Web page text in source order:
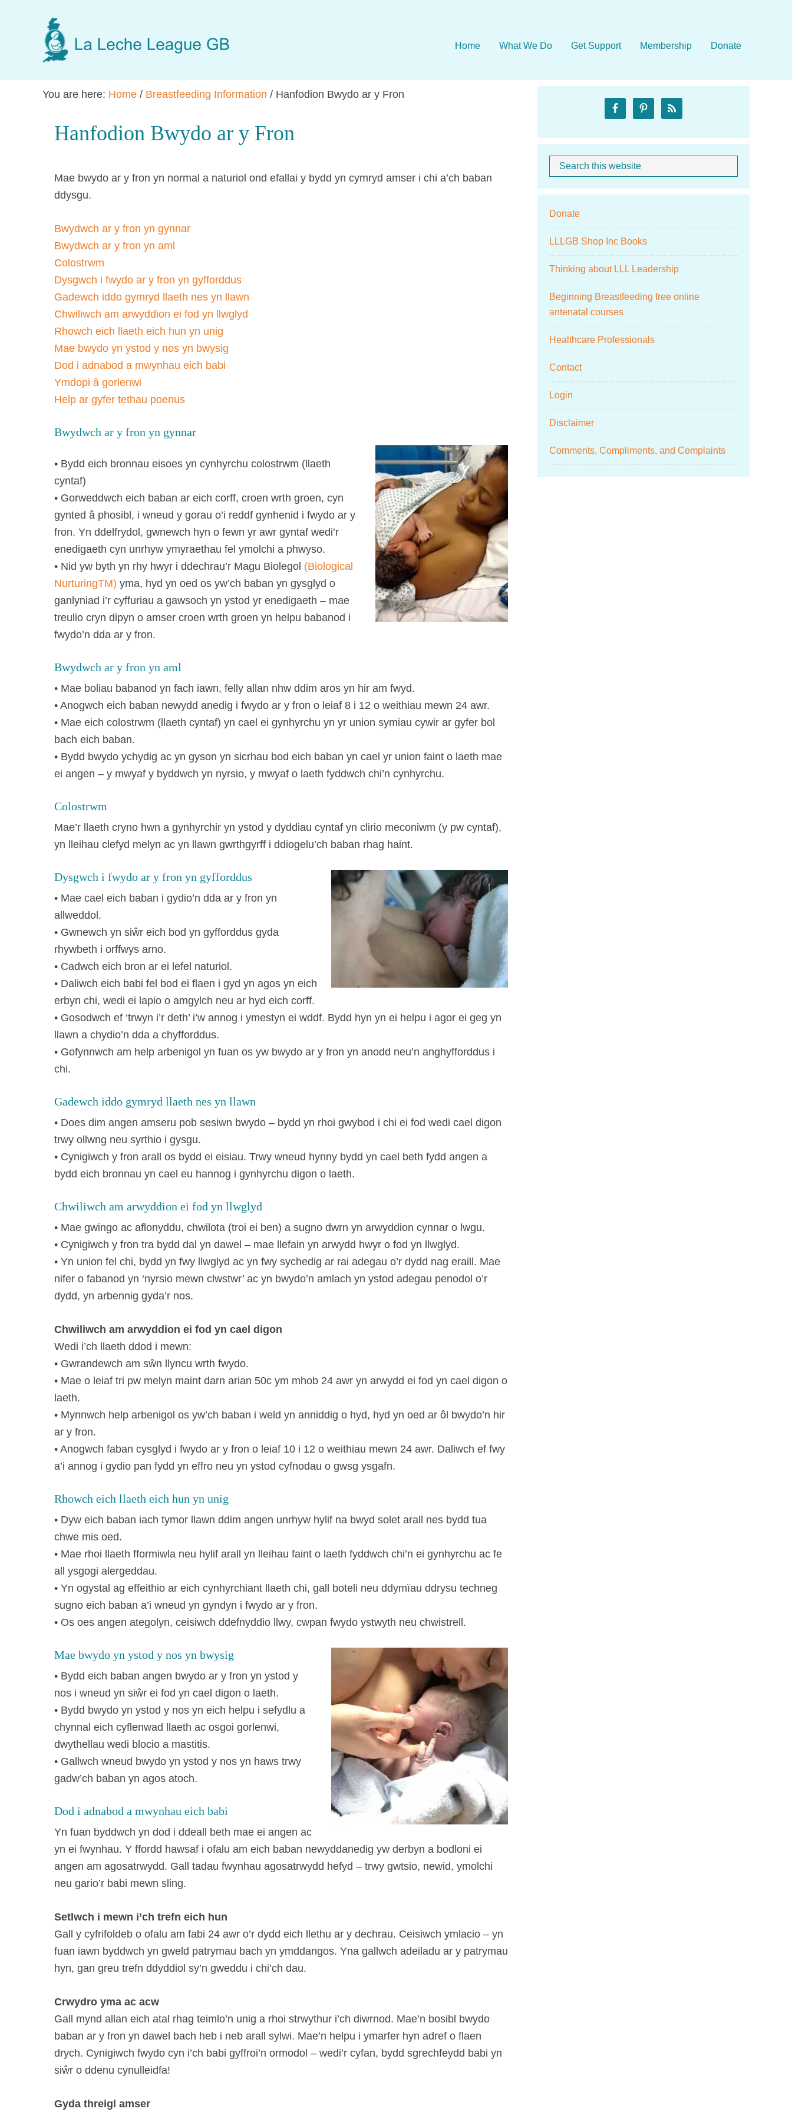
Home What We Do Get Support Membership Donate
You are here: Home / Breastfeeding Information / Hanfodion Bwydo ar y Fron
Hanfodion Bwydo ar y Fron
Mae bwydo ar y fron yn normal a naturiol ond efallai y bydd yn cymryd amser i chi a’ch baban
ddysgu.
Bwydwch ar y fron yn gynnar
Bwydwch ar y fron yn aml
Colostrwm
Dysgwch i fwydo ar y fron yn gyfforddus
Gadewch iddo gymryd llaeth nes yn llawn
Chwiliwch am arwyddion ei fod yn llwglyd
Rhowch eich llaeth eich hun yn unig
Mae bwydo yn ystod y nos yn bwysig
Dod i adnabod a mwynhau eich babi
Ymdopi â gorlenwi
Help ar gyfer tethau poenus
Bwydwch ar y fron yn gynnar
• Bydd eich bronnau eisoes yn cynhyrchu colostrwm (llaeth
cyntaf)
• Gorweddwch eich baban ar eich corff, croen wrth groen, cyn
gynted â phosibl, i wneud y gorau o’i reddf gynhenid i fwydo ar y
fron. Yn ddelfrydol, gwnewch hyn o fewn yr awr gyntaf wedi’r
enedigaeth cyn unrhyw ymyraethau fel ymolchi a phwyso.
• Nid yw byth yn rhy hwyr i ddechrau’r Magu Biolegol (Biological
NurturingTM) yma, hyd yn oed os yw’ch baban yn gysglyd o
ganlyniad i’r cyffuriau a gawsoch yn ystod yr enedigaeth – mae
treulio cryn dipyn o amser croen wrth groen yn helpu babanod i
fwydo’n dda ar y fron.
Bwydwch ar y fron yn aml
• Mae boliau babanod yn fach iawn, felly allan nhw ddim aros yn hir am fwyd.
• Anogwch eich baban newydd anedig i fwydo ar y fron o leiaf 8 i 12 o weithiau mewn 24 awr.
• Mae eich colostrwm (llaeth cyntaf) yn cael ei gynhyrchu yn yr union symiau cywir ar gyfer bol
bach eich baban.
• Bydd bwydo ychydig ac yn gyson yn sicrhau bod eich baban yn cael yr union faint o laeth mae
ei angen – y mwyaf y byddwch yn nyrsio, y mwyaf o laeth fyddwch chi’n cynhyrchu.
Colostrwm
Mae’r llaeth cryno hwn a gynhyrchir yn ystod y dyddiau cyntaf yn clirio meconiwm (y pw cyntaf),
yn lleihau clefyd melyn ac yn llawn gwrthgyrff i ddiogelu’ch baban rhag haint.
Dysgwch i fwydo ar y fron yn gyfforddus
• Mae cael eich baban i gydio’n dda ar y fron yn
allweddol.
• Gwnewch yn siŵr eich bod yn gyfforddus gyda
rhywbeth i orffwys arno.
• Cadwch eich bron ar ei lefel naturiol.
• Daliwch eich babi fel bod ei flaen i gyd yn agos yn eich
erbyn chi, wedi ei lapio o amgylch neu ar hyd eich corff.
• Gosodwch ef ‘trwyn i’r deth’ i’w annog i ymestyn ei wddf. Bydd hyn yn ei helpu i agor ei geg yn
llawn a chydio’n dda a chyfforddus.
• Gofynnwch am help arbenigol yn fuan os yw bwydo ar y fron yn anodd neu’n anghyfforddus i
chi.
Gadewch iddo gymryd llaeth nes yn llawn
• Does dim angen amseru pob sesiwn bwydo – bydd yn rhoi gwybod i chi ei fod wedi cael digon
trwy ollwng neu syrthio i gysgu.
• Cynigiwch y fron arall os bydd ei eisiau. Trwy wneud hynny bydd yn cael beth fydd angen a
bydd eich bronnau yn cael eu hannog i gynhyrchu digon o laeth.
Chwiliwch am arwyddion ei fod yn llwglyd
• Mae gwingo ac aflonyddu, chwilota (troi ei ben) a sugno dwrn yn arwyddion cynnar o lwgu.
• Cynigiwch y fron tra bydd dal yn dawel – mae llefain yn arwydd hwyr o fod yn llwglyd.
• Yn union fel chi, bydd yn fwy llwglyd ac yn fwy sychedig ar rai adegau o’r dydd nag eraill. Mae
nifer o fabanod yn ‘nyrsio mewn clwstwr’ ac yn bwydo’n amlach yn ystod adegau penodol o’r
dydd, yn arbennig gyda’r nos.
Chwiliwch am arwyddion ei fod yn cael digon
Wedi i’ch llaeth ddod i mewn:
• Gwrandewch am sŵn llyncu wrth fwydo.
• Mae o leiaf tri pw melyn maint darn arian 50c ym mhob 24 awr yn arwydd ei fod yn cael digon o
laeth.
• Mynnwch help arbenigol os yw’ch baban i weld yn anniddig o hyd, hyd yn oed ar ôl bwydo’n hir
ar y fron.
• Anogwch faban cysglyd i fwydo ar y fron o leiaf 10 i 12 o weithiau mewn 24 awr. Daliwch ef fwy
a’i annog i gydio pan fydd yn effro neu yn ystod cyfnodau o gwsg ysgafn.
Rhowch eich llaeth eich hun yn unig
• Dyw eich baban iach tymor llawn ddim angen unrhyw hylif na bwyd solet arall nes bydd tua
chwe mis oed.
• Mae rhoi llaeth fformiwla neu hylif arall yn lleihau faint o laeth fyddwch chi’n ei gynhyrchu ac fe
all ysgogi alergeddau.
• Yn ogystal ag effeithio ar eich cynhyrchiant llaeth chi, gall boteli neu ddymïau ddrysu techneg
sugno eich baban a’i wneud yn gyndyn i fwydo ar y fron.
• Os oes angen ategolyn, ceisiwch ddefnyddio llwy, cwpan fwydo ystwyth neu chwistrell.
Mae bwydo yn ystod y nos yn bwysig
• Bydd eich baban angen bwydo ar y fron yn ystod y
nos i wneud yn siŵr ei fod yn cael digon o laeth.
• Bydd bwydo yn ystod y nos yn eich helpu i sefydlu a
chynnal eich cyflenwad llaeth ac osgoi gorlenwi,
dwythellau wedi blocio a mastitis.
• Gallwch wneud bwydo yn ystod y nos yn haws trwy
gadw’ch baban yn agos atoch.
Dod i adnabod a mwynhau eich babi
Yn fuan byddwch yn dod i ddeall beth mae ei angen ac
yn ei fwynhau. Y ffordd hawsaf i ofalu am eich baban newyddanedig yw derbyn a bodloni ei
angen am agosatrwydd. Gall tadau fwynhau agosatrwydd hefyd – trwy gwtsio, newid, ymolchi
neu gario’r babi mewn sling.
Setlwch i mewn i’ch trefn eich hun
Gall y cyfrifoldeb o ofalu am fabi 24 awr o’r dydd eich llethu ar y dechrau. Ceisiwch ymlacio – yn
fuan iawn byddwch yn gweld patrymau bach yn ymddangos. Yna gallwch adeiladu ar y patrymau
hyn, gan greu trefn ddyddiol sy’n gweddu i chi’ch dau.
Crwydro yma ac acw
Gall mynd allan eich atal rhag teimlo’n unig a rhoi strwythur i’ch diwrnod. Mae’n bosibl bwydo
baban ar y fron yn dawel bach heb i neb arall sylwi. Mae’n helpu i ymarfer hyn adref o flaen
drych. Cynigiwch fwydo cyn i’ch babi gyffroi’n ormodol – wedi’r cyfan, bydd sgrechfeydd babi yn
siŵr o ddenu cynulleidfa!
Gyda threigl amser
Search
this
website
Donate
LLLGB Shop Inc Books
Thinking about LLL Leadership
Beginning Breastfeeding free online
antenatal courses
Healthcare Professionals
Contact
Login
Disclaimer
Comments, Compliments, and Complaints